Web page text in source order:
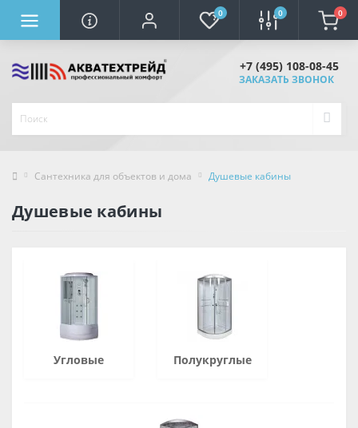
0 0 0
+7 (495) 108-08-45
ЗАКАЗАТЬ ЗВОНОК
Сантехника для объектов и дома Душевые кабины
Душевые кабины
Угловые Полукруглые